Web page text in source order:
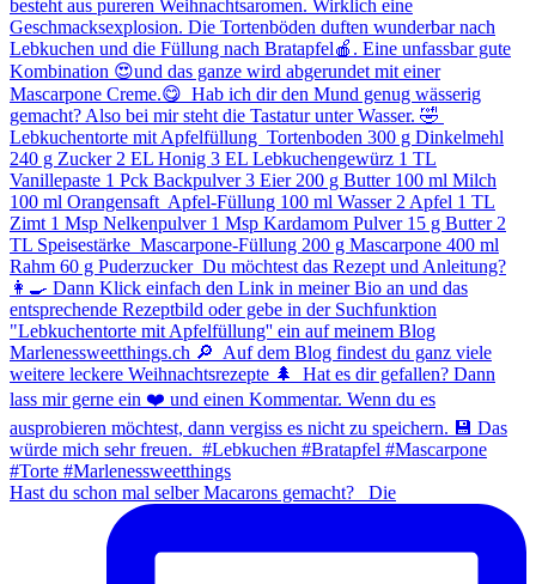
Hast du schon mal selber Macarons gemacht? ⁠ ⁠ Die